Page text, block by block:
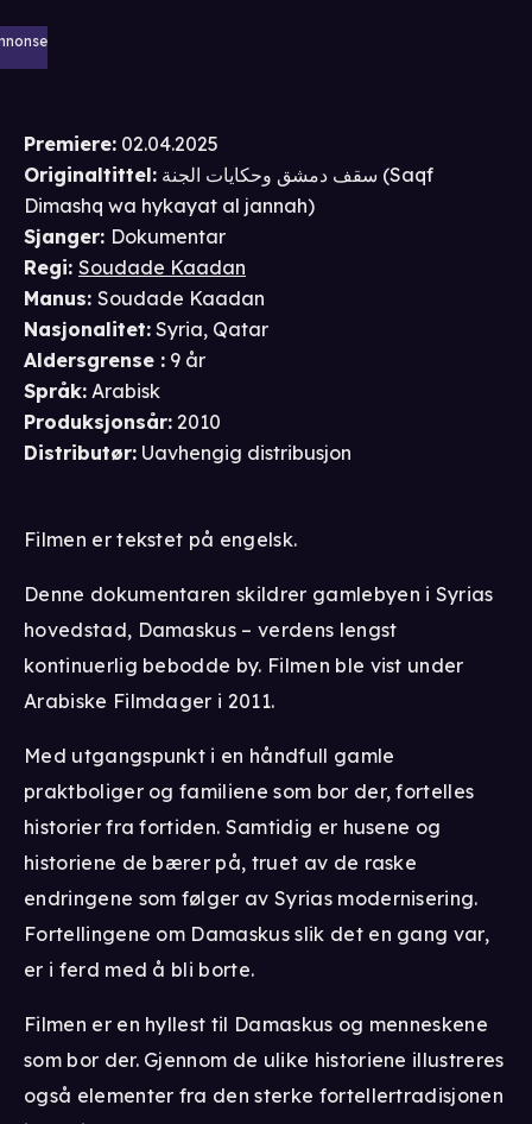
Premiere: 02.04.2025
Originaltittel: سقف دمشق وحكايات الجنة (Saqf
Dimashq wa hykayat al jannah)
Sjanger: Dokumentar
Regi: Soudade Kaadan
Manus: Soudade Kaadan
Nasjonalitet: Syria, Qatar
Aldersgrense : 9 år
Språk: Arabisk
Produksjonsår: 2010
Distributør: Uavhengig distribusjon
Filmen er tekstet på engelsk.
Denne dokumentaren skildrer gamlebyen i Syrias
hovedstad, Damaskus – verdens lengst
kontinuerlig bebodde by. Filmen ble vist under
Arabiske Filmdager i 2011.
Med utgangspunkt i en håndfull gamle
praktboliger og familiene som bor der, fortelles
historier fra fortiden. Samtidig er husene og
historiene de bærer på, truet av de raske
endringene som følger av Syrias modernisering.
Fortellingene om Damaskus slik det en gang var,
er i ferd med å bli borte.
Filmen er en hyllest til Damaskus og menneskene
som bor der. Gjennom de ulike historiene illustreres
også elementer fra den sterke fortellertradisjonen